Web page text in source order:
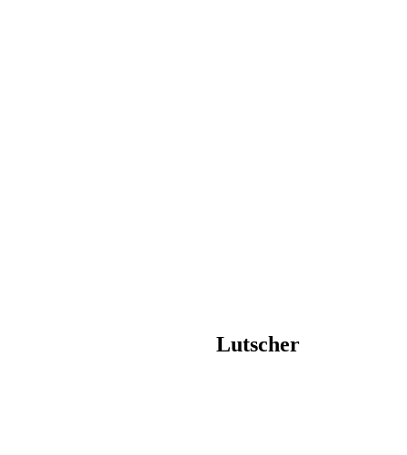
Lutscher